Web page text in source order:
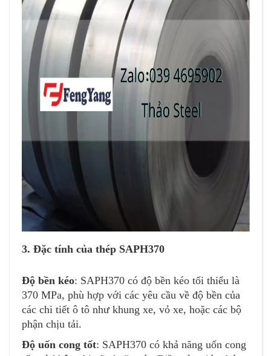
3. Đặc tính của thép SAPH370
Độ bền kéo: SAPH370 có độ bền kéo tối thiểu là
370 MPa, phù hợp với các yêu cầu về độ bền của
các chi tiết ô tô như khung xe, vỏ xe, hoặc các bộ
phận chịu tải.
Độ uốn cong tốt: SAPH370 có khả năng uốn cong